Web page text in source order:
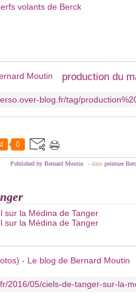
blog.fr/tag/
0
Published by Bernard Moutin - dans peinture